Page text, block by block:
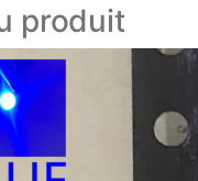
produit